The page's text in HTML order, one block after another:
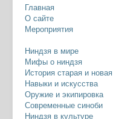
Главная
О сайте
Мероприятия
Ниндзя в мире
Мифы о ниндзя
История старая и новая
Навыки и искусства
Оружие и экипировка
Современные синоби
Ниндзя в культуре